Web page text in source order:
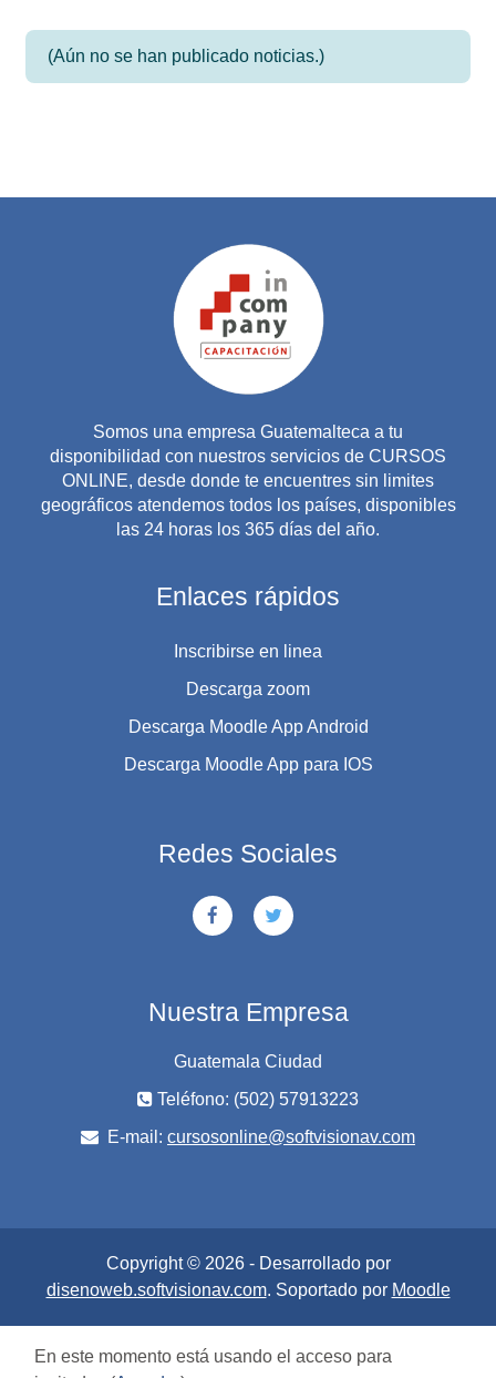
(Aún no se han publicado noticias.)
Somos una empresa Guatemalteca a tu
disponibilidad con nuestros servicios de CURSOS
ONLINE, desde donde te encuentres sin limites
geográficos atendemos todos los países, disponibles
las 24 horas los 365 días del año.
Enlaces rápidos
Inscribirse en linea
Descarga zoom
Descarga Moodle App Android
Descarga Moodle App para IOS
Redes Sociales
Nuestra Empresa
Guatemala Ciudad
Teléfono: (502) 57913223
E-mail: cursosonline@softvisionav.com
Copyright © 2026 - Desarrollado por
disenoweb.softvisionav.com. Soportado por Moodle
En este momento está usando el acceso para